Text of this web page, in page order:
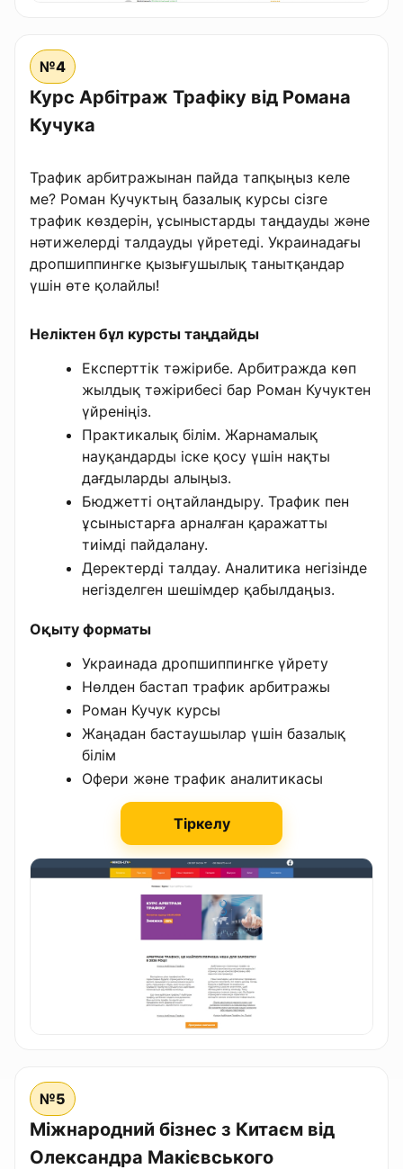
№4
Курс Арбітраж Трафіку від Романа
Кучука
Трафик арбитражынан пайда тапқыңыз келе
ме? Роман Кучуктың базалық курсы сізге
трафик көздерін, ұсыныстарды таңдауды және
нәтижелерді талдауды үйретеді. Украинадағы
дропшиппингке қызығушылық танытқандар
үшін өте қолайлы!
Неліктен бұл курсты таңдайды
Експерттік тәжірибе. Арбитражда көп
жылдық тәжірибесі бар Роман Кучуктен
үйреніңіз.
Практикалық білім. Жарнамалық
науқандарды іске қосу үшін нақты
дағдыларды алыңыз.
Бюджетті оңтайландыру. Трафик пен
ұсыныстарға арналған қаражатты
тиімді пайдалану.
Деректерді талдау. Аналитика негізінде
негізделген шешімдер қабылдаңыз.
Оқыту форматы
Украинада дропшиппингке үйрету
Нөлден бастап трафик арбитражы
Роман Кучук курсы
Жаңадан бастаушылар үшін базалық
білім
Офери және трафик аналитикасы
Тіркелу
№5
Міжнародний бізнес з Китаєм від
Олександра Макієвського